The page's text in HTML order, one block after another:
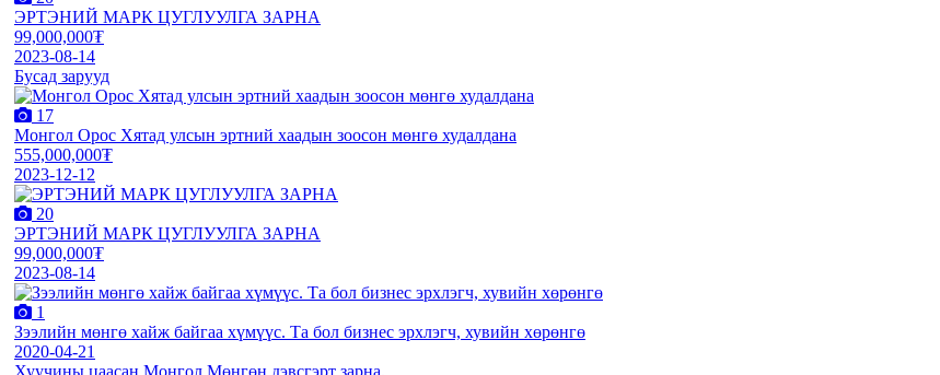
ЭРТЭНИЙ МАРК ЦУГЛУУЛГА ЗАРНА
99,000,000₮
2023-08-14
Бусад зарууд
17
Монгол Орос Хятад улсын эртний хаадын зоосон мөнгө худалдана
555,000,000₮
2023-12-12
20
ЭРТЭНИЙ МАРК ЦУГЛУУЛГА ЗАРНА
99,000,000₮
2023-08-14
1
Зээлийн мөнгө хайж байгаа хүмүүс. Та бол бизнес эрхлэгч, хувийн хөрөнгө
2020-04-21
Хуучины цаасан Монгол Мөнгөн дэвсгэрт зарна.